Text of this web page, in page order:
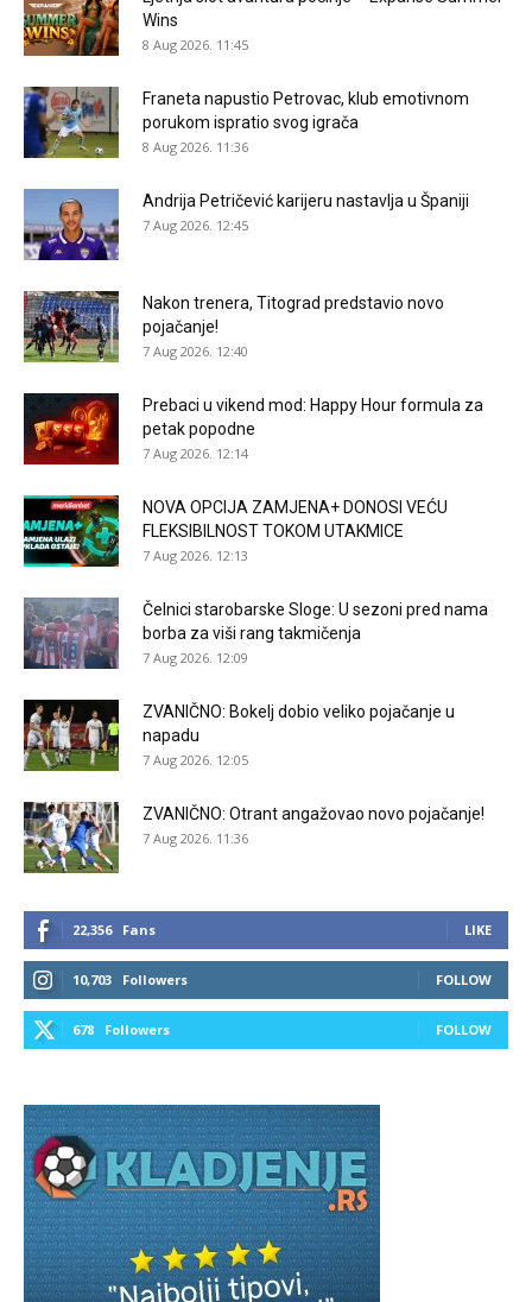
Wins
8 Aug 2026. 11:45
Franeta napustio Petrovac, klub emotivnom
porukom ispratio svog igrača
8 Aug 2026. 11:36
Andrija Petričević karijeru nastavlja u Španiji
7 Aug 2026. 12:45
Nakon trenera, Titograd predstavio novo
pojačanje!
7 Aug 2026. 12:40
Prebaci u vikend mod: Happy Hour formula za
petak popodne
7 Aug 2026. 12:14
NOVA OPCIJA ZAMJENA+ DONOSI VEĆU
FLEKSIBILNOST TOKOM UTAKMICE
7 Aug 2026. 12:13
Čelnici starobarske Sloge: U sezoni pred nama
borba za viši rang takmičenja
7 Aug 2026. 12:09
ZVANIČNO: Bokelj dobio veliko pojačanje u
napadu
7 Aug 2026. 12:05
ZVANIČNO: Otrant angažovao novo pojačanje!
7 Aug 2026. 11:36
22,356 Fans LIKE
10,703 Followers FOLLOW
678 Followers FOLLOW